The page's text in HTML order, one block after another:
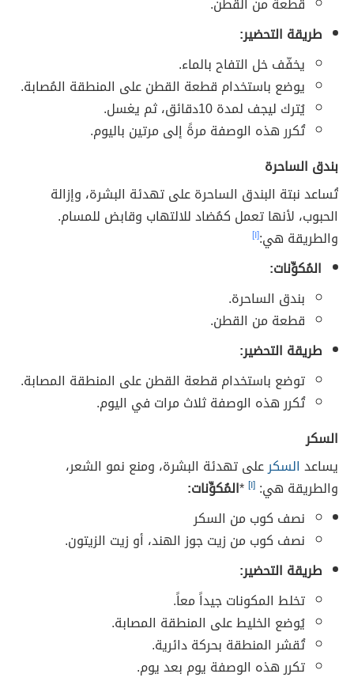
طريقة التحضير:
يخفّف خل التفاح بالماء.
يوضع باستخدام قطعة القطن على المنطقة المُصابة.
يُترك ليجف لمدة 10دقائق، ثم يغسل.
تُكرر هذه الوصفة مرةً إلى مرتين باليوم.
بندق الساحرة
تُساعد نبتة البندق الساحرة على تهدئة البشرة، وإزالة
الحبوب، لأنها تعمل كمُضاد للالتهاب وقابض للمسام.
والطريقة هي:[١]
المُكوِّنات:
بندق الساحرة.
قطعة من القطن.
طريقة التحضير:
توضع باستخدام قطعة القطن على المنطقة المصابة.
تُكرر هذه الوصفة ثلاث مرات في اليوم.
السكر
يساعد السكرعلى تهدئة البشرة، ومنع نمو الشعر،
والطريقة هي: [١] *المُكوِّنات:
نصف كوب من السكر
نصف كوب من زيت جوز الهند، أو زيت الزيتون.
طريقة التحضير:
تخلط المكونات جيداً معاً.
يُوضع الخليط على المنطقة المصابة.
تُقشر المنطقة بحركة دائرية.
تكرر هذه الوصفة يوم بعد يوم.